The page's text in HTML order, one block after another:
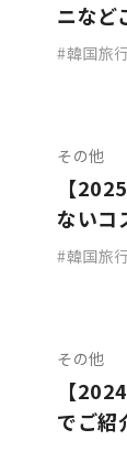
ニなど
韓国旅
その他
【
ないコ
韓国旅
その他
【
でご紹